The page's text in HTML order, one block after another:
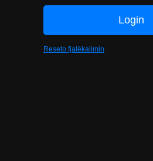
Reseto fjalëkalimin